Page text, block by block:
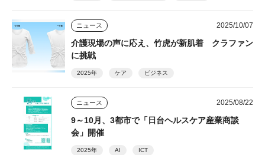
ニュース 2025/10/07
介護現場の声に応え、竹虎が新肌着 クラファン
に挑戦
2025年 ケア ビジネス
ニュース 2025/08/22
9～10月、3都市で「日台ヘルスケア産業商談
会」開催
2025年 AI ICT